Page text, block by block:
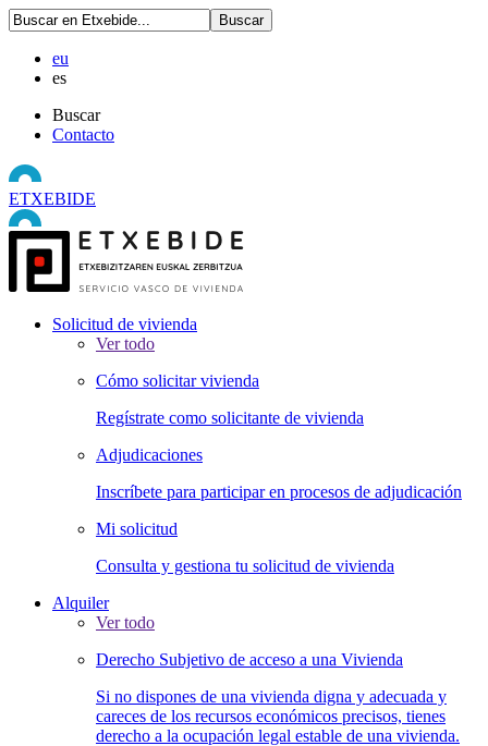
eu
es
Buscar
Contacto
ETXEBIDE
Solicitud de vivienda
Ver todo
Cómo solicitar vivienda
Regístrate como solicitante de vivienda
Adjudicaciones
Inscríbete para participar en procesos de adjudicación
Mi solicitud
Consulta y gestiona tu solicitud de vivienda
Alquiler
Ver todo
Derecho Subjetivo de acceso a una Vivienda
Si no dispones de una vivienda digna y adecuada y
careces de los recursos económicos precisos, tienes
derecho a la ocupación legal estable de una vivienda.